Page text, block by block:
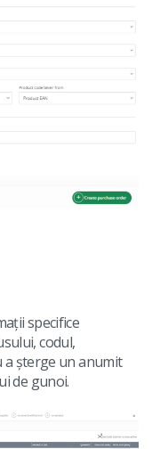
specifice
codul,
a șterge un anumit
de gunoi.